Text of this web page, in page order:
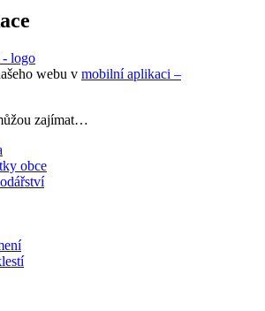
webu v mobilní aplikaci –
zajímat…
obce